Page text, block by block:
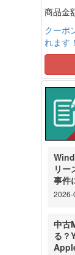
商品金
クーポ
れます
リー
事件
2026-
中古
る？